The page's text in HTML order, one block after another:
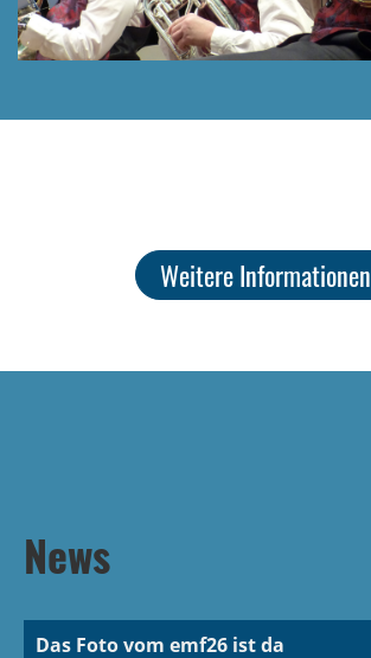
Weitere Informationen
News
Das Foto vom emf26 ist da